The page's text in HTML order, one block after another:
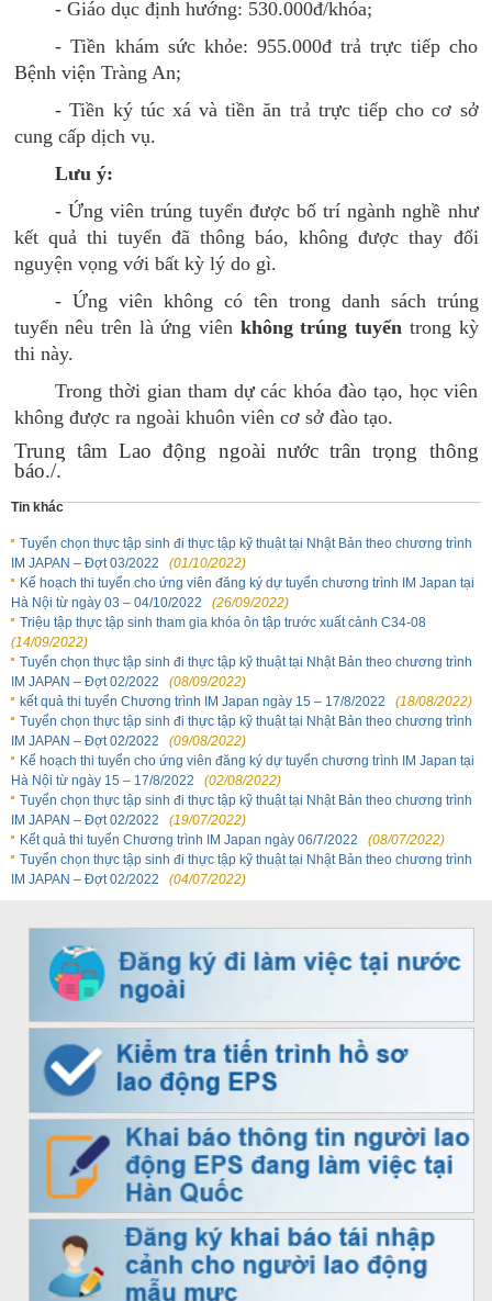
- Giáo dục định hướng: 530.000đ/khóa;
- Tiền khám sức khỏe: 955.000đ trả trực tiếp cho
Bệnh viện Tràng An;
- Tiền ký túc xá và tiền ăn trả trực tiếp cho cơ sở
cung cấp dịch vụ.
Lưu ý:
- Ứng viên trúng tuyển được bố trí ngành nghề như
kết quả thi tuyển đã thông báo, không được thay đổi
nguyện vọng với bất kỳ lý do gì.
- Ứng viên không có tên trong danh sách trúng
tuyển nêu trên là ứng viên không trúng tuyển trong kỳ
thi này.
Trong thời gian tham dự các khóa đào tạo, học viên
không được ra ngoài khuôn viên cơ sở đào tạo.
Trung tâm Lao động ngoài nước trân trọng thông
báo./.
Tin khác
Tuyển chọn thực tập sinh đi thực tập kỹ thuật tại Nhật Bản theo chương trình
IM JAPAN – Đợt 03/2022
(01/10/2022)
Kế hoạch thi tuyển cho ứng viên đăng ký dự tuyển chương trình IM Japan tại
Hà Nội từ ngày 03 – 04/10/2022
(26/09/2022)
Triệu tập thực tập sinh tham gia khóa ôn tập trước xuất cảnh C34-08
(14/09/2022)
Tuyển chọn thực tập sinh đi thực tập kỹ thuật tại Nhật Bản theo chương trình
IM JAPAN – Đợt 02/2022
(08/09/2022)
kết quả thi tuyển Chương trình IM Japan ngày 15 – 17/8/2022
(18/08/2022)
Tuyển chọn thực tập sinh đi thực tập kỹ thuật tại Nhật Bản theo chương trình
IM JAPAN – Đợt 02/2022
(09/08/2022)
Kế hoạch thi tuyển cho ứng viên đăng ký dự tuyển chương trình IM Japan tại
Hà Nội từ ngày 15 – 17/8/2022
(02/08/2022)
Tuyển chọn thực tập sinh đi thực tập kỹ thuật tại Nhật Bản theo chương trình
IM JAPAN – Đợt 02/2022
(19/07/2022)
Kết quả thi tuyển Chương trình IM Japan ngày 06/7/2022
(08/07/2022)
Tuyển chọn thực tập sinh đi thực tập kỹ thuật tại Nhật Bản theo chương trình
IM JAPAN – Đợt 02/2022
(04/07/2022)